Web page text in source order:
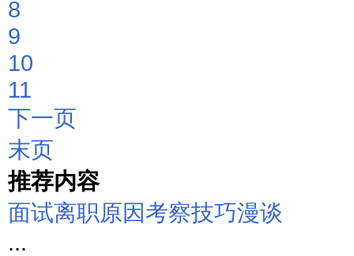
8
9
10
11
下一页
末页
推荐内容
面试离职原因考察技巧漫谈
...